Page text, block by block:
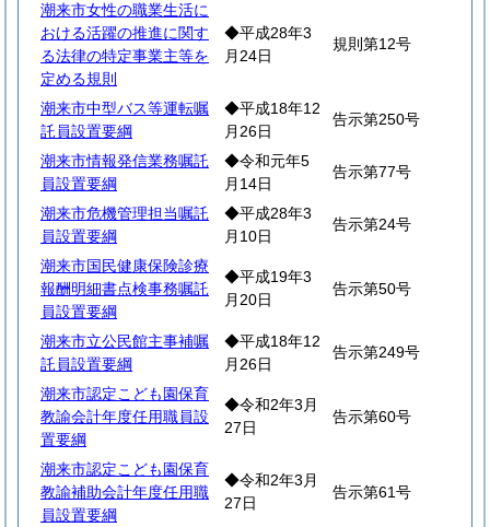
潮来市女性の職業生活に
おける活躍の推進に関す
る法律の特定事業主等を
定める規則
◆平成28年3
月24日
規則第12号
潮来市中型バス等運転嘱
託員設置要綱
◆平成18年12
月26日
告示第250号
潮来市情報発信業務嘱託
員設置要綱
◆令和元年5
月14日
告示第77号
潮来市危機管理担当嘱託
員設置要綱
◆平成28年3
月10日
告示第24号
潮来市国民健康保険診療
報酬明細書点検事務嘱託
員設置要綱
◆平成19年3
月20日
告示第50号
潮来市立公民館主事補嘱
託員設置要綱
◆平成18年12
月26日
告示第249号
潮来市認定こども園保育
教諭会計年度任用職員設
置要綱
◆令和2年3月
27日
告示第60号
潮来市認定こども園保育
教諭補助会計年度任用職
員設置要綱
◆令和2年3月
27日
告示第61号